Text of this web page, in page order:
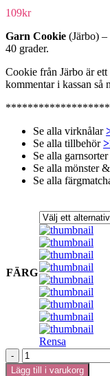
109kr
Garn Cookie (Järbo) –
40 grader.
Cookie från Järbo är
kommentar i kassan så
Se alla virknålar
Se alla tillbehör
Se alla garnsorter
Se alla mönster
Se alla
FÄRG
Rensa
Cookie
- Lägg till i varukorg